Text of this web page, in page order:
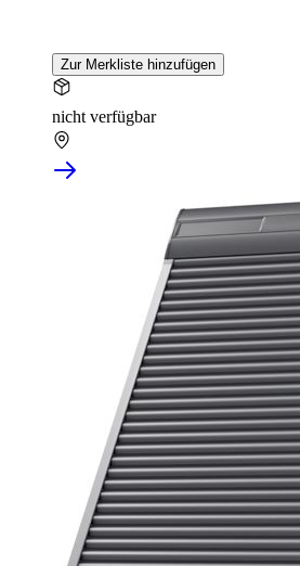
Zur Merkliste hinzufügen
nicht verfügbar